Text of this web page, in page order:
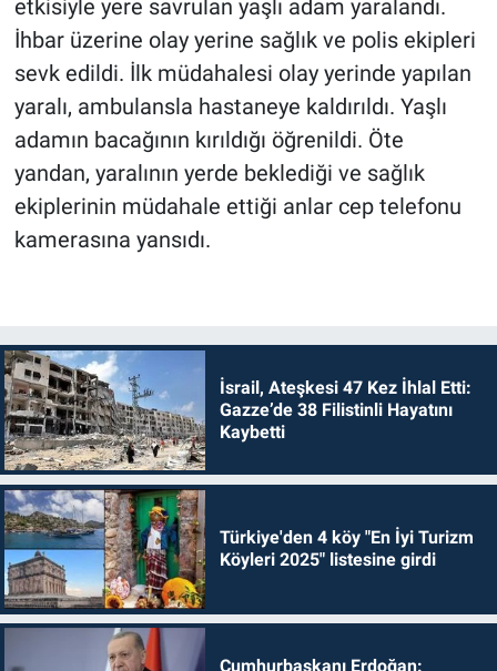
etkisiyle yere savrulan yaşlı adam yaralandı.
İhbar üzerine olay yerine sağlık ve polis ekipleri
sevk edildi. İlk müdahalesi olay yerinde yapılan
yaralı, ambulansla hastaneye kaldırıldı. Yaşlı
adamın bacağının kırıldığı öğrenildi. Öte
yandan, yaralının yerde beklediği ve sağlık
ekiplerinin müdahale ettiği anlar cep telefonu
kamerasına yansıdı.
İsrail, Ateşkesi 47 Kez İhlal Etti:
Gazze’de 38 Filistinli Hayatını
Kaybetti
Türkiye'den 4 köy "En İyi Turizm
Köyleri 2025" listesine girdi
Cumhurbaşkanı Erdoğan: